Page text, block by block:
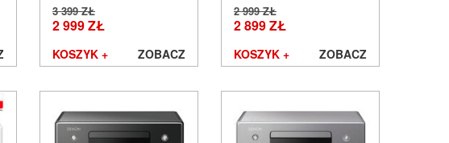
WROCŁAW
3 399 ZŁ
2 999 ZŁ
KOSZYK + ZOBACZ
2 999 ZŁ
2 899 ZŁ
KOSZYK + ZOBACZ